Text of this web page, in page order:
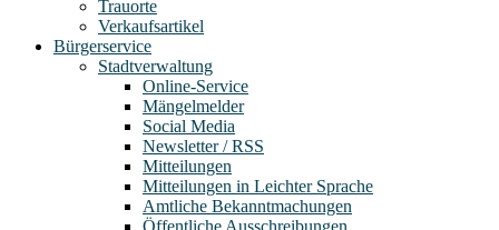
Trauorte
Verkaufsartikel
Bürgerservice
Stadtverwaltung
Online-Service
Mängelmelder
Social Media
Newsletter / RSS
Mitteilungen
Mitteilungen in Leichter Sprache
Amtliche Bekanntmachungen
Öffentliche Ausschreibungen